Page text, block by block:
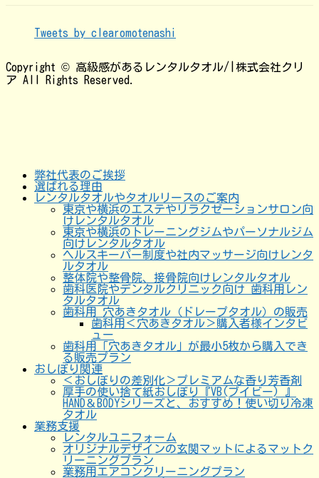
Tweets by clearomotenashi
Copyright © 高級感があるレンタルタオル/|株式会社クリ
ア All Rights Reserved.
弊社代表のご挨拶
選ばれる理由
レンタルタオルやタオルリースのご案内
東京や横浜のエステやリラクゼーションサロン向
けレンタルタオル
東京や横浜のトレーニングジムやパーソナルジム
向けレンタルタオル
ヘルスキーパー制度や社内マッサージ向けレンタ
ルタオル
整体院や整骨院、接骨院向けレンタルタオル
歯科医院やデンタルクリニック向け 歯科用レン
タルタオル
歯科用 穴あきタオル（ドレープタオル）の販売
歯科用＜穴あきタオル＞購入者様インタビ
ュー
歯科用「穴あきタオル」が最小5枚から購入でき
る販売プラン
おしぼり関連
＜おしぼりの差別化＞プレミアムな香り芳香剤
厚手の使い捨て紙おしぼり『VB(ブイビー) 』
HAND＆BODYシリーズと、おすすめ！使い切り冷凍
タオル
業務支援
レンタルユニフォーム
オリジナルデザインの玄関マットによるマットク
リーニングプラン
業務用エアコンクリーニングプラン